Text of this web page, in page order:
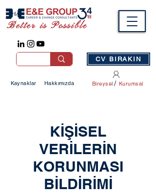
Better is Possible
Kaynaklar Hakkımızda /
Bireysel Kurumsal
CV BIRAKIN
KİŞİSEL
VERİLERİN
KORUNMASI
BİLDİRİMİ